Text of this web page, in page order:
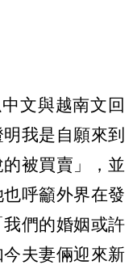
文與越南文回
我是自願來到
被買賣」，並
呼籲外界在發
們的婚姻或許
夫妻倆迎來新